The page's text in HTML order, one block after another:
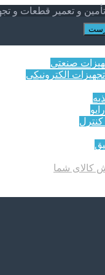
و تعمیر قطعات و
صنعتی
الکترونیکی
کالای شما